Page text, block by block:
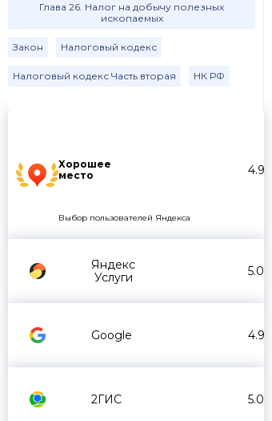
Хорошее
место
4.9
Выбор пользователей Яндекса
Яндекс
Услуги
5.0
Google 4.9
2ГИС 5.0
Глава 26. Налог на добычу полезных
ископаемых
Закон Налоговый кодекс
Налоговый кодекс Часть вторая НК РФ